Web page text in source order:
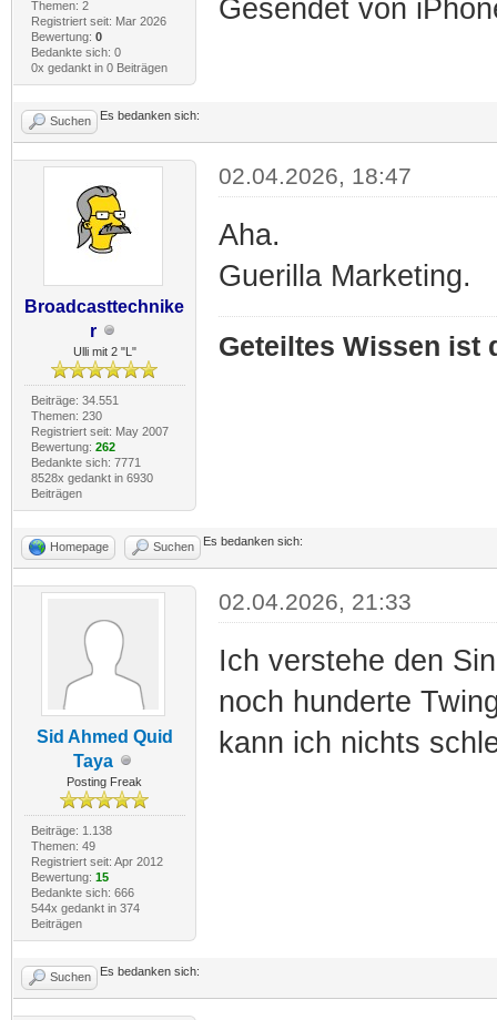
Themen: 2
Registriert seit: Mar 2026
Bewertung: 0
Bedankte sich: 0
0x gedankt in 0 Beiträgen
Gesendet von
Suchen Es bedanken sich:
Broadcasttechnike
r
Ulli mit 2 "L"
Beiträge: 34.551
Themen: 230
Registriert seit: May 2007
Bewertung: 262
Bedankte sich: 7771
8528x gedankt in 6930
Beiträgen
02.04.2026, 18:47
Aha.
Guerilla Marketing.
Geteiltes Wissen ist
Homepage Suchen Es bedanken sich:
Sid Ahmed Quid
Taya
Posting Freak
Beiträge: 1.138
Themen: 49
Registriert seit: Apr 2012
Bewertung: 15
Bedankte sich: 666
544x gedankt in 374
Beiträgen
02.04.2026, 21:33
Ich verstehe den
noch hunderte
kann ich nichts
Suchen Es bedanken sich: